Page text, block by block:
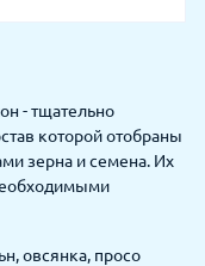
- тщательно
которой отобраны
зерна и семена. Их
овсянка, просо